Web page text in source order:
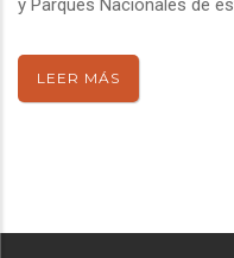
y Parques Nacionales de
LEER MÁS